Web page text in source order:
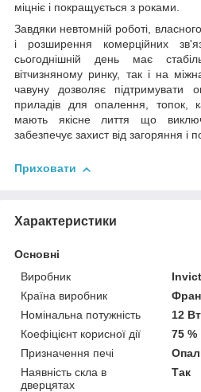
міцніє і покращується з роками.
Завдяки невтомній роботі,
і розширення комерційних
сьогоднішній день має
вітчизняному ринку, так і на
чавуну дозволяє підтримувати
приладів для опалення, топок,
мають якісне лиття що
забезпечує захист від загоряння і
Приховати
Характеристики
Основні
Виробник
Країна виробник
Номінальна потужність
12 Вт
Коефіцієнт корисної дії
75 %
Призначення печі
Наявність скла в
дверцятах
Так